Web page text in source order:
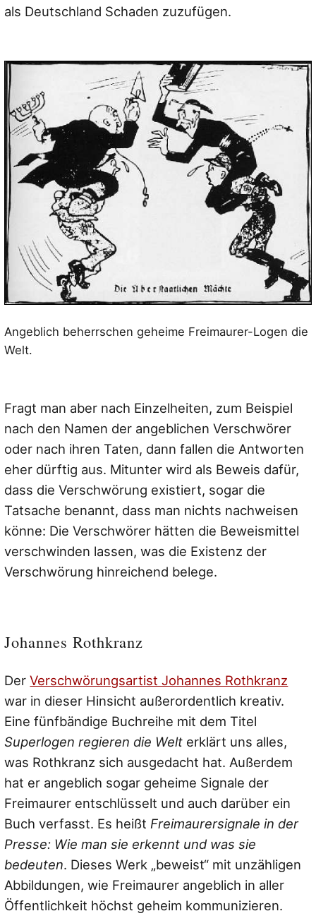
als Deutschland Schaden zuzufügen.
Angeblich beherrschen geheime Freimaurer-Logen die
Welt.
Fragt man aber nach Einzelheiten, zum Beispiel
nach den Namen der angeblichen Verschwörer
oder nach ihren Taten, dann fallen die Antworten
eher dürftig aus. Mitunter wird als Beweis dafür,
dass die Verschwörung existiert, sogar die
Tatsache benannt, dass man nichts nachweisen
könne: Die Verschwörer hätten die Beweismittel
verschwinden lassen, was die Existenz der
Verschwörung hinreichend belege.
Johannes Rothkranz
DerVerschwörungsartist Johannes Rothkranz
war in dieser Hinsicht außerordentlich kreativ.
Eine fünfbändige Buchreihe mit dem Titel
Superlogen regieren die Welt erklärt uns alles,
was Rothkranz sich ausgedacht hat. Außerdem
hat er angeblich sogar geheime Signale der
Freimaurer entschlüsselt und auch darüber ein
Buch verfasst. Es heißt Freimaurersignale in der
Presse: Wie man sie erkennt und was sie
bedeuten. Dieses Werk „beweist“ mit unzähligen
Abbildungen, wie Freimaurer angeblich in aller
Öffentlichkeit höchst geheim kommunizieren.